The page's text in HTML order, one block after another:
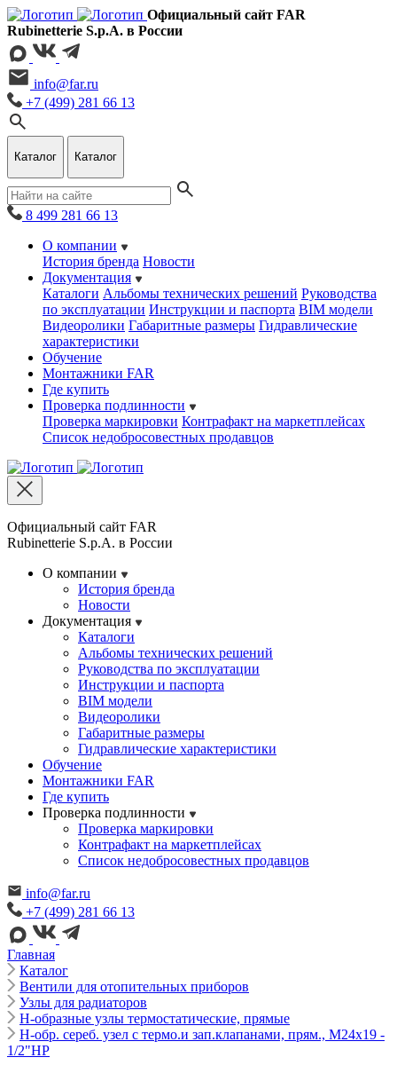
Официальный сайт FAR
Rubinetterie S.p.A. в России
info@far.ru
+7 (499) 281 66 13
Каталог Каталог
8 499 281 66 13
О компании
История бренда Новости
Документация
Каталоги Альбомы технических решений Руководства
по эксплуатации Инструкции и паспорта BIM модели
Видеоролики Габаритные размеры Гидравлические
характеристики
Обучение
Монтажники FAR
Где купить
Проверка подлинности
Проверка маркировки Контрафакт на маркетплейсах
Cписок недобросовестных продавцов
Официальный сайт FAR
Rubinetterie S.p.A. в России
О компании
История бренда
Новости
Документация
Каталоги
Альбомы технических решений
Руководства по эксплуатации
Инструкции и паспорта
BIM модели
Видеоролики
Габаритные размеры
Гидравлические характеристики
Обучение
Монтажники FAR
Где купить
Проверка подлинности
Проверка маркировки
Контрафакт на маркетплейсах
Cписок недобросовестных продавцов
info@far.ru
+7 (499) 281 66 13
Главная
Каталог
Вентили для отопительных приборов
Узлы для радиаторов
Н-образные узлы термостатические, прямые
Н-обр. сереб. узел с термо.и зап.клапанами, прям., М24х19 -
1/2"НР